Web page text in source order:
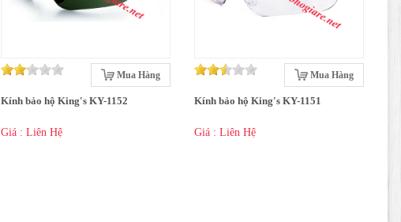
Mua Hàng
Kính bảo hộ King's KY-1152
Giá : Liên Hệ
Mua Hàng
Kính bảo hộ King's KY-1151
Giá : Liên Hệ